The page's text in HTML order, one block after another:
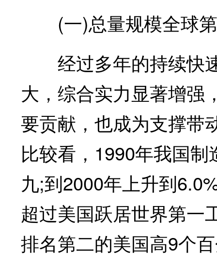
(一)总量规模全球
经过多年的持续快
大，综合实力显著增强
要贡献，也成为支撑带
比较看，1990年我国
九;到2000年上升到
超过美国跃居世界第一
排名第二的美国高9个